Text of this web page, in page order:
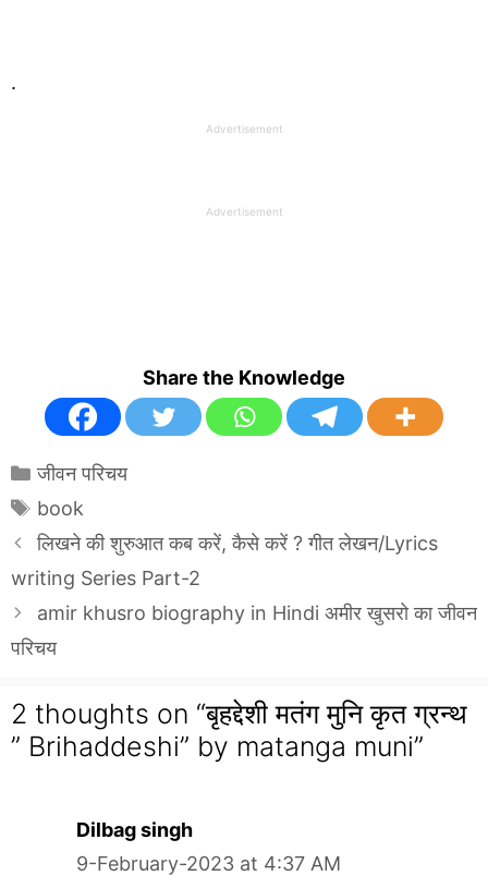
.
Advertisement
Advertisement
Share the Knowledge
Categories
जीवन परिचय
Tags
book
लिखने की शुरुआत कब करें, कैसे करें ? गीत लेखन/Lyrics
writing Series Part-2
amir khusro biography in Hindi अमीर खुसरो का जीवन
परिचय
2 thoughts on “बृहद्देशी मतंग मुनि कृत ग्रन्थ
” Brihaddeshi” by matanga muni”
Dilbag singh
9-February-2023 at 4:37 AM